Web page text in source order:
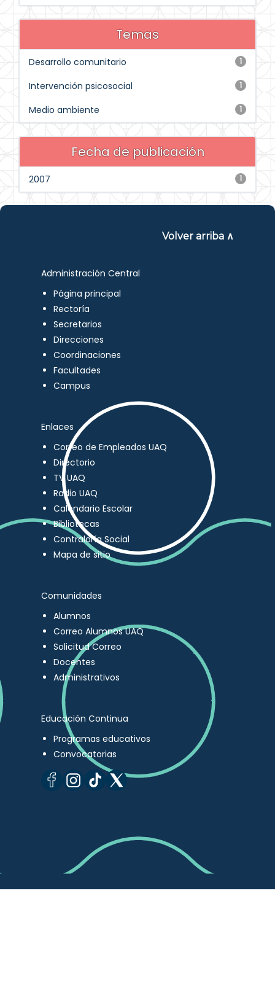
Temas
1
Desarrollo comunitario
1
Intervención psicosocial
1
Medio ambiente
Fecha de publicación
1
2007
Volver arriba ∧
Administración Central
Página principal
Rectoría
Secretarios
Direcciones
Coordinaciones
Facultades
Campus
Enlaces
Correo de Empleados UAQ
Directorio
TV UAQ
Radio UAQ
Calendario Escolar
Bibliotecas
Contraloría Social
Mapa de sitio
Comunidades
Alumnos
Correo Alumnos UAQ
Solicitud Correo
Docentes
Administrativos
Educación Continua
Programas educativos
Convocatorias